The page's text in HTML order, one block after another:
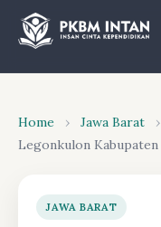
Home › Jawa Barat ›
Legonkulon Kabupaten
JAWA BARAT